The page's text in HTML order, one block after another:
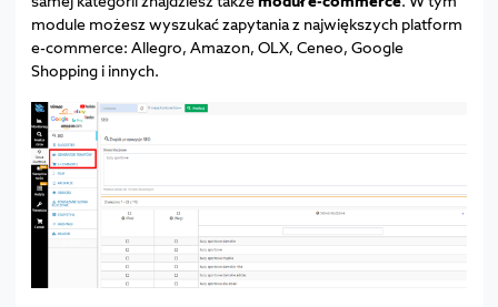
module możesz wyszukać zapytania z największych platform
e-commerce: Allegro, Amazon, OLX, Ceneo, Google
Shopping i innych.